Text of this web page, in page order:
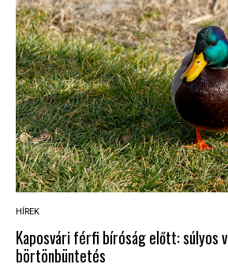
HÍREK
Kaposvári férfi bíróság előtt: súlyos
börtönbüntetés